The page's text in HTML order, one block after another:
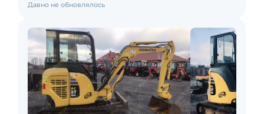
Давно не обновлялось